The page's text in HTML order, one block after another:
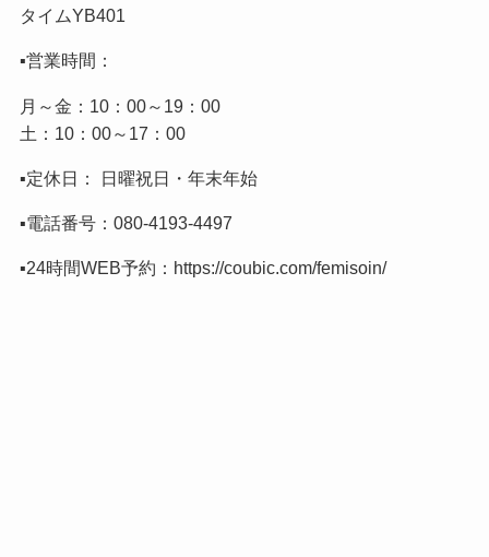
タイムYB401
▪️営業時間：
月～金：10：00～19：00
土：10：00～17：00
▪️定休日： 日曜祝日・年末年始
▪️電話番号： 080-4193-4497
▪️24時間WEB予約： https://coubic.com/femisoin/